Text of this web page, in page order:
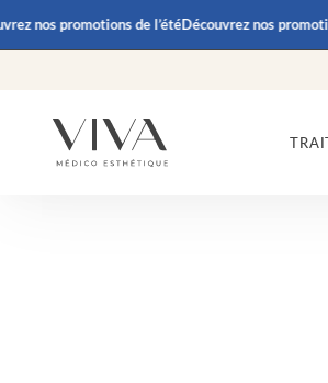
nos promotions de l’étéDécouvrez nos promotions